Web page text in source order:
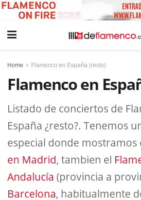
Home Flamenco en España (resto)
Flamenco en
Listado de conciertos de
España ¿resto?. Tenemos
especial donde mostramos
en Madrid, tambien el
Andalucía (provincia a
Barcelona, habitualmente